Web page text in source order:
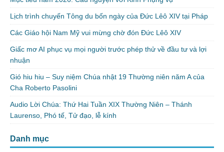
Lịch trình chuyến Tông du bốn ngày của Đức Lêô XIV tại Pháp
Các Giáo hội Nam Mỹ vui mừng chờ đón Đức Lêô XIV
Giấc mơ AI phục vụ mọi người trước phép thử về đầu tư và lợi
nhuận
Gió hiu hiu – Suy niệm Chúa nhật 19 Thường niên năm A của
Cha Roberto Pasolini
Audio Lời Chúa: Thứ Hai Tuần XIX Thường Niên – Thánh
Laurenso, Phó tế, Tử đạo, lễ kính
Danh mục